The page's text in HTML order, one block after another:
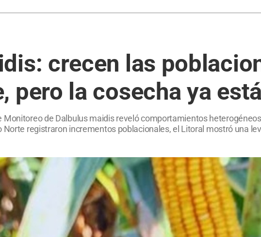
crecen las
pero la cosecha ya
Monitoreo de Dalbulus maidis reveló comportamientos
Norte registraron incrementos poblacionales, el Litoral mostró una